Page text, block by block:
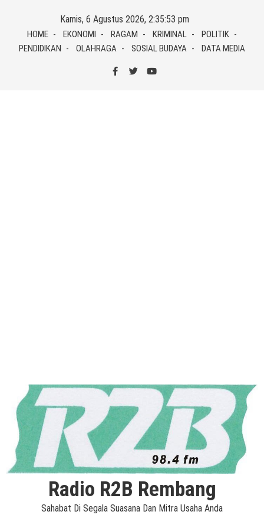
content
Kamis, 6 Agustus 2026, 2:35:53 pm
HOME EKONOMI RAGAM KRIMINAL
POLITIK
PENDIDIKAN
OLAHRAGA SOSIAL BUDAYA DATA MEDIA
Radio R2B Rembang
Sahabat Di Segala Suasana Dan Mitra Usaha Anda